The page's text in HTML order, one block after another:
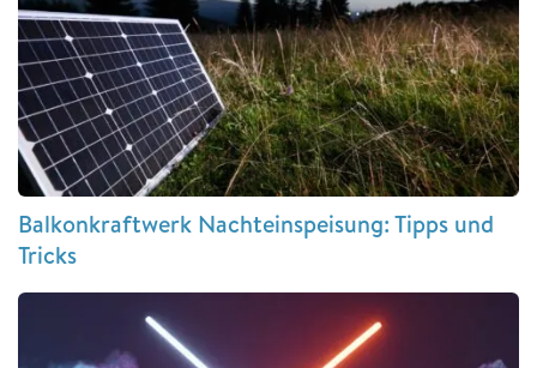
Balkonkraftwerk Nachteinspeisung: Tipps und
Tricks